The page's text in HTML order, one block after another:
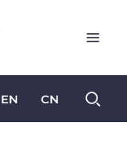
EN CN